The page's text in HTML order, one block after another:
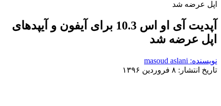
اپل عرضه شد
آپدیت آی او اس 10.3 برای آیفون و آیپدهای
اپل عرضه شد
نویسنده: masoud aslani
تاریخ انتشار: ۸ فروردین ۱۳۹۶